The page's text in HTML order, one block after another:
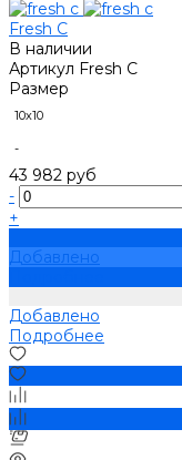
Fresh C
В наличии
Артикул Fresh C
Размер
10х10
-
43 982 руб
-
+
Добавлено
Добавлено
Подробнее